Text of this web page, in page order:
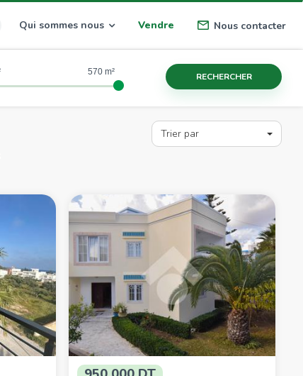
Qui sommes nous Vendre Nous contacter
570 RECHERCHER
Trier par